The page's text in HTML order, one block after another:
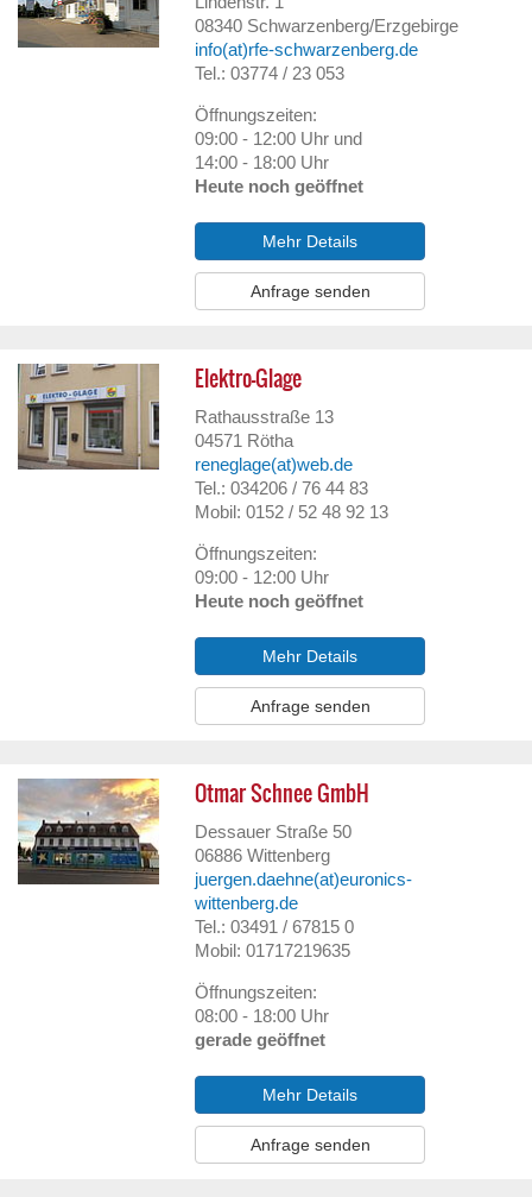
08340 Schwarzenberg/Erzgebirge
info(at)rfe-schwarzenberg.de
Tel.: 03774 / 23 053
Öffnungszeiten:
09:00 - 12:00 Uhr und
14:00 - 18:00 Uhr
Heute noch geöffnet
Mehr Details
Anfrage senden
Elektro-Glage
Rathausstraße 13
04571 Rötha
reneglage(at)web.de
Tel.: 034206 / 76 44 83
Mobil: 0152 / 52 48 92 13
Öffnungszeiten:
09:00 - 12:00 Uhr
Heute noch geöffnet
Mehr Details
Anfrage senden
Otmar Schnee GmbH
Dessauer Straße 50
06886 Wittenberg
juergen.daehne(at)euronics-
wittenberg.de
Tel.: 03491 / 67815 0
Mobil: 01717219635
Öffnungszeiten:
08:00 - 18:00 Uhr
gerade geöffnet
Mehr Details
Anfrage senden